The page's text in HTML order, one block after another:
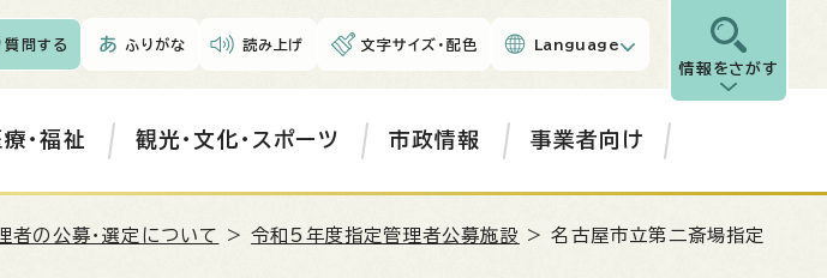
質問する ふりがな 読み上げ 文字サイズ・配色 Language
情報をさがす
・福祉 観光・文化・スポーツ 市政情報 事業者向け
者の公募・選定について >令和5年度指定管理者公募施設 > 名古屋市立第二斎場指定